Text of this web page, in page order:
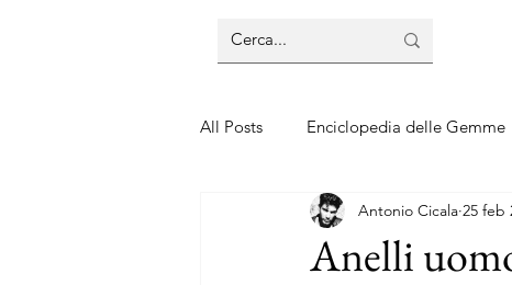
All Posts Enciclopedia delle Gemme
Guide sui gioielli Guide sui
Anelli
Antonio Cicala 25 feb